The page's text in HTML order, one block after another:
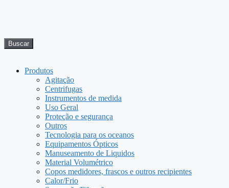
Buscar
Produtos
Agitação
Centrifugas
Instrumentos de medida
Uso Geral
Proteção e segurança
Outros
Tecnologia para os oceanos
Equipamentos Ópticos
Manuseamento de Liquidos
Material Volumétrico
Copos medidores, frascos e outros recipientes
Calor/Frio